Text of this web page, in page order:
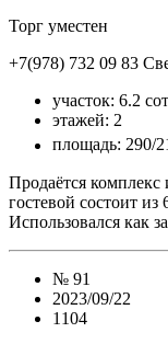
Торг уместен
+7(978) 732 09 83
участок: 6.2
этажей: 2
площадь: 290/
Продаётся
гостевой состоит
Использовался как
№ 91
2023/09/22
1104